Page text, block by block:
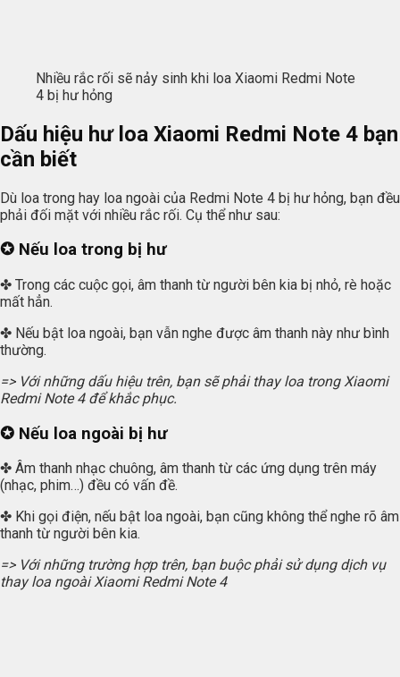
Nhiều rắc rối sẽ nảy sinh khi loa Xiaomi Redmi Note
4 bị hư hỏng
Dấu hiệu hư loa Xiaomi Redmi Note 4 bạn
cần biết
Dù loa trong hay loa ngoài của Redmi Note 4 bị hư hỏng, bạn đều
phải đối mặt với nhiều rắc rối. Cụ thể như sau:
✪ Nếu loa trong bị hư
✤ Trong các cuộc gọi, âm thanh từ người bên kia bị nhỏ, rè hoặc
mất hẳn.
✤ Nếu bật loa ngoài, bạn vẫn nghe được âm thanh này như bình
thường.
=> Với những dấu hiệu trên, bạn sẽ phải thay loa trong Xiaomi
Redmi Note 4 để khắc phục.
✪ Nếu loa ngoài bị hư
✤ Âm thanh nhạc chuông, âm thanh từ các ứng dụng trên máy
(nhạc, phim…) đều có vấn đề.
✤ Khi gọi điện, nếu bật loa ngoài, bạn cũng không thể nghe rõ âm
thanh từ người bên kia.
=> Với những trường hợp trên, bạn buộc phải sử dụng dịch vụ
thay loa ngoài Xiaomi Redmi Note 4